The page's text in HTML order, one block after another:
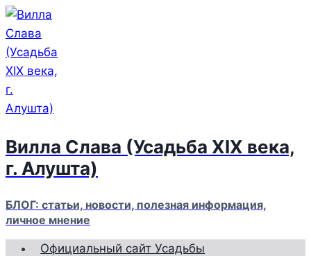
Перейти
к
содержимому
Вилла Слава (Усадьба XIX века,
г. Алушта)
БЛОГ: статьи, новости, полезная информация,
личное мнение
Официальный сайт Усадьбы